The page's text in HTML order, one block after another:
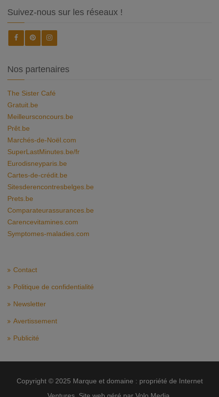
Suivez-nous sur les réseaux !
Nos partenaires
The Sister Café
Gratuit.be
Meilleursconcours.be
Prêt.be
Marchés-de-Noël.com
SuperLastMinutes.be/fr
Eurodisneyparis.be
Cartes-de-crédit.be
Sitesderencontresbelges.be
Prets.be
Comparateurassurances.be
Carencevitamines.com
Symptomes-maladies.com
Contact
Politique de confidentialité
Newsletter
Avertissement
Publicité
Copyright © 2025 Marque et domaine : propriété de Internet